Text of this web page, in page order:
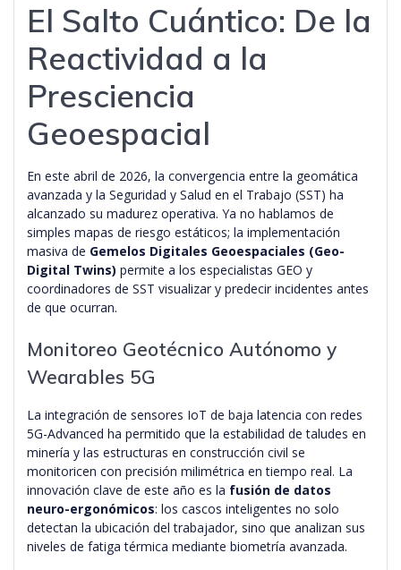
El Salto Cuántico: De la
Reactividad a la
Presciencia
Geoespacial
En este abril de 2026, la convergencia entre la geomática
avanzada y la Seguridad y Salud en el Trabajo (SST) ha
alcanzado su madurez operativa. Ya no hablamos de
simples mapas de riesgo estáticos; la implementación
masiva de Gemelos Digitales Geoespaciales (Geo-
Digital Twins) permite a los especialistas GEO y
coordinadores de SST visualizar y predecir incidentes antes
de que ocurran.
Monitoreo Geotécnico Autónomo y
Wearables 5G
La integración de sensores IoT de baja latencia con redes
5G-Advanced ha permitido que la estabilidad de taludes en
minería y las estructuras en construcción civil se
monitoricen con precisión milimétrica en tiempo real. La
innovación clave de este año es la fusión de datos
neuro-ergonómicos: los cascos inteligentes no solo
detectan la ubicación del trabajador, sino que analizan sus
niveles de fatiga térmica mediante biometría avanzada.